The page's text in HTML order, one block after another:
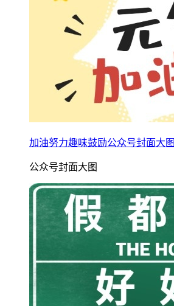
加油努力趣味鼓励公众号封面大图
公众号封面大图